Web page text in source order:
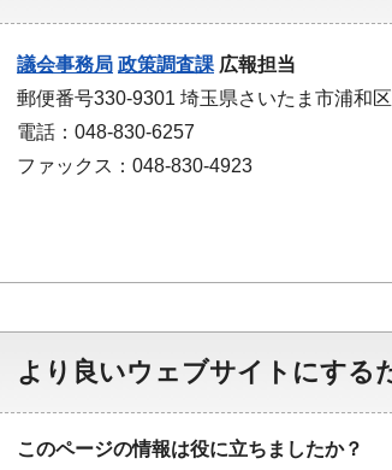
議会事務局 政策調査課 広報担当
郵便番号330-9301 埼玉県さいたま市浦和
電話：048-830-6257
ファックス：048-830-4923
より良いウェブサイトにする
このページの情報は役に立ちましたか？